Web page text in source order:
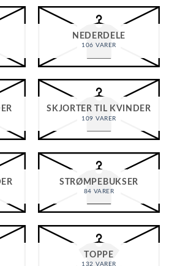
NEDERDELE
106 VARER
SKJORTER TIL KVINDER
109 VARER
STRØMPEBUKSER
84 VARER
TOPPE
132 VARER